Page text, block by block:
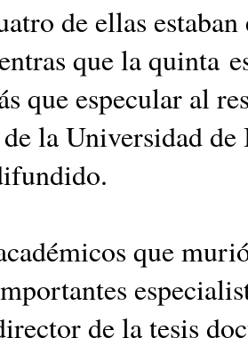
de ellas
que la quinta
que especular al
la Universidad
que
de la tesis